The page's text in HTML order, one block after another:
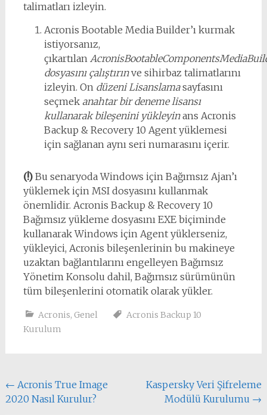
talimatları izleyin.
Acronis Bootable Media Builder’ı kurmak
istiyorsanız,
çıkartılan
dosyasını çalıştırınve sihirbaz talimatlarını
izleyin. On düzeni Lisanslamasayfasını
seçmek anahtar bir deneme lisansı
kullanarak bileşenini yükleyinans Acronis
Backup & Recovery 10 Agent yüklemesi
için sağlanan aynı seri numarasını içerir.
(!)Bu senaryoda Windows için Bağımsız Ajan’ı
yüklemek için MSI dosyasını kullanmak
önemlidir. Acronis Backup & Recovery 10
Bağımsız yükleme dosyasını EXE biçiminde
kullanarak Windows için Agent yüklerseniz,
yükleyici, Acronis bileşenlerinin bu makineye
uzaktan bağlantılarını engelleyen Bağımsız
Yönetim Konsolu dahil, Bağımsız sürümünün
tüm bileşenlerini otomatik olarak yükler.
Acronis, Genel
Acronis Backup 10
Kurulum
Yazı
dolaşımı
← Acronis True Image
2020 Nasıl Kurulur?
Kaspersky Veri Şifreleme
Modülü Kurulumu →